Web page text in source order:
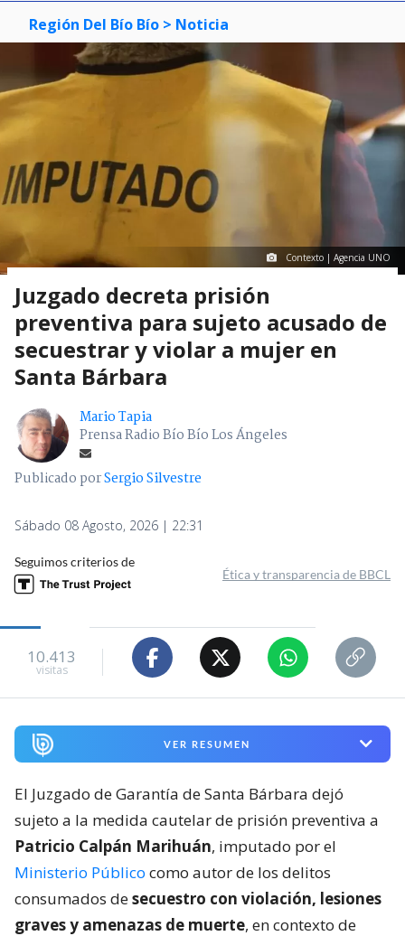
Región Del Bío Bío > Noticia
Contexto | Agencia UNO
Juzgado decreta prisión
preventiva para sujeto acusado de
secuestrar y violar a mujer en
Santa Bárbara
Mario Tapia
Prensa Radio Bío Bío Los Ángeles
Publicado porSergio Silvestre
Sábado 08 Agosto, 2026 | 22:31
Seguimos criterios de
Ética y transparencia de BBCL
10.413
visitas
VER RESUMEN
El Juzgado de Garantía de Santa Bárbara dejó
sujeto a la medida cautelar de prisión preventiva a
Patricio Calpán Marihuán, imputado por el
Ministerio Público como autor de los delitos
consumados desecuestro con violación, lesiones
graves y amenazas de muerte, en contexto de